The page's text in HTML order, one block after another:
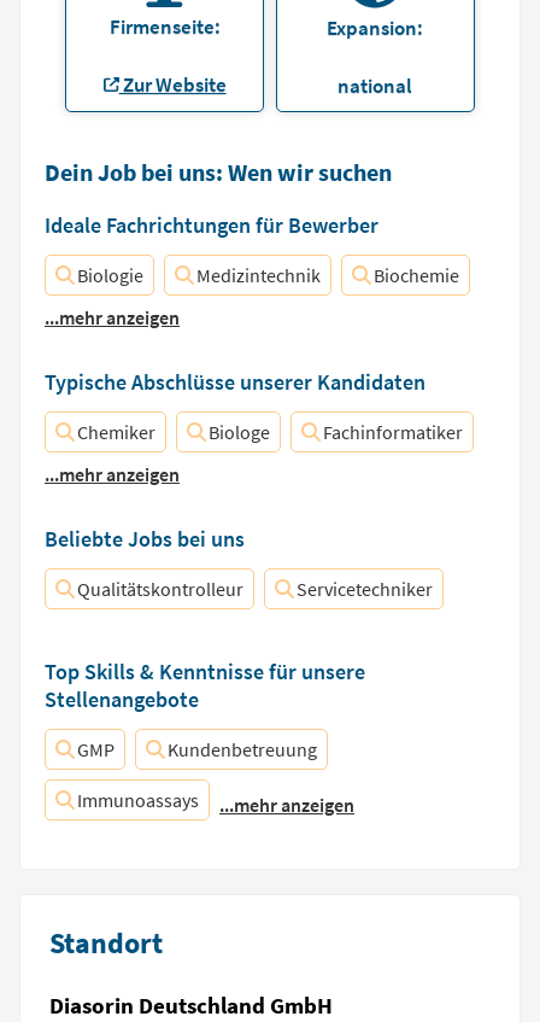
Firmenseite:
Zur Website
Expansion:
national
Dein Job bei uns: Wen wir suchen
Ideale Fachrichtungen für Bewerber
Biologie Medizintechnik
Biochemie
...mehr anzeigen
Typische Abschlüsse unserer Kandidaten
Chemiker Biologe
Fachinformatiker
...mehr anzeigen
Beliebte Jobs bei uns
Qualitätskontrolleur Servicetechniker
Top Skills & Kenntnisse für unsere
Stellenangebote
GMP Kundenbetreuung
Immunoassays ...mehr anzeigen
Standort
Diasorin Deutschland GmbH